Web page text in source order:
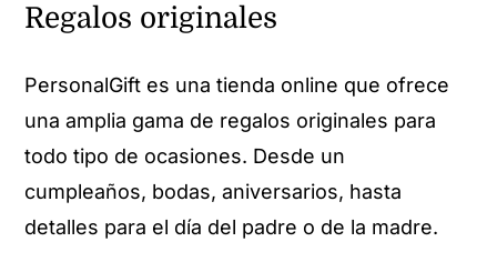
Regalos originales
PersonalGift es una tienda online que ofrece
una amplia gama de regalos originales para
todo tipo de ocasiones. Desde un
cumpleaños, bodas, aniversarios, hasta
detalles para el día del padre o de la madre.